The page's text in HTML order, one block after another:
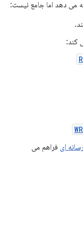
می دهد اما جامع نیست:
کند:
ای فراهم می